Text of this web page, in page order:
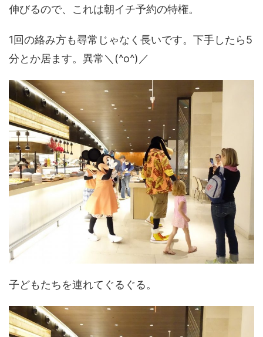
伸びるので、これは朝イチ予約の特権。
1回の絡み方も尋常じゃなく長いです。下手したら5
分とか居ます。異常＼(^o^)／
子どもたちを連れてぐるぐる。